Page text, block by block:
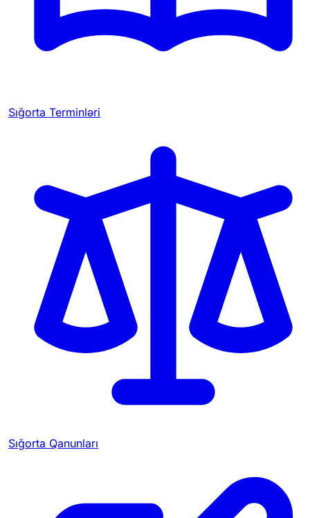
Sığorta Terminləri
Sığorta Qanunları